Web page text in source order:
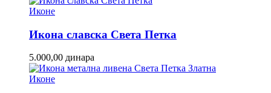
Иконе
Икона славска Света Петка
5.000,00 динара
Иконе